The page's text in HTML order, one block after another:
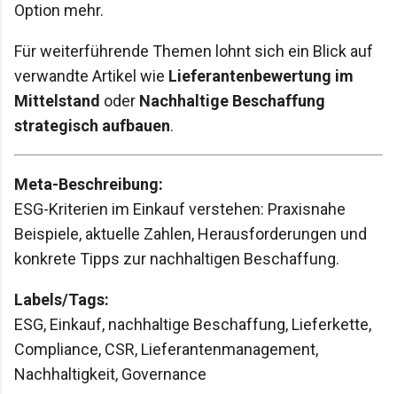
Option mehr.
Für weiterführende Themen lohnt sich ein Blick auf
verwandte Artikel wie Lieferantenbewertung im
Mittelstand oder Nachhaltige Beschaffung
strategisch aufbauen.
Meta-Beschreibung:
ESG-Kriterien im Einkauf verstehen: Praxisnahe
Beispiele, aktuelle Zahlen, Herausforderungen und
konkrete Tipps zur nachhaltigen Beschaffung.
Labels/Tags:
ESG, Einkauf, nachhaltige Beschaffung, Lieferkette,
Compliance, CSR, Lieferantenmanagement,
Nachhaltigkeit, Governance